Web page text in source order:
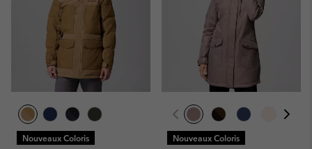
Nouveaux Coloris Nouveaux Coloris